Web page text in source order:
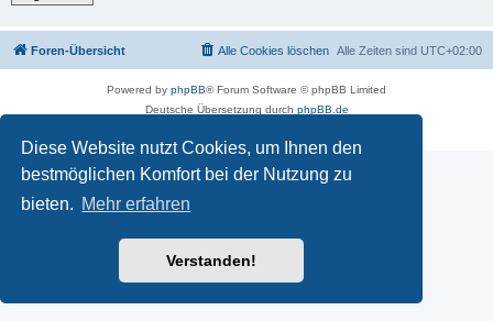
Diese Website nutzt Cookies, um Ihnen den
bestmöglichen Komfort bei der Nutzung zu
bieten. Mehr erfahren
Verstanden!
Foren-Übersicht Alle Zeiten sind UTC+02:00
Alle Cookies löschen
Powered by phpBB® Forum Software © phpBB Limited
Deutsche Übersetzung durch phpBB.de